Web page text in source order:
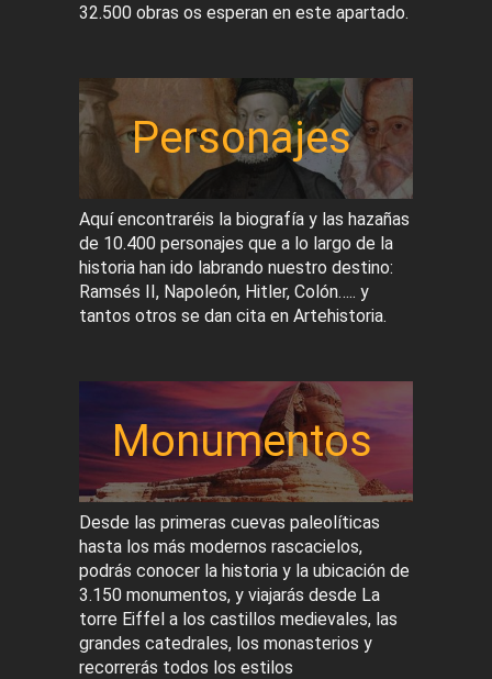
32.500 obras os esperan en este apartado.
Personajes
Aquí encontraréis la biografía y las hazañas
de 10.400 personajes que a lo largo de la
historia han ido labrando nuestro destino:
Ramsés II, Napoleón, Hitler, Colón….. y
tantos otros se dan cita en Artehistoria.
Monumentos
Desde las primeras cuevas paleolíticas
hasta los más modernos rascacielos,
podrás conocer la historia y la ubicación de
3.150 monumentos, y viajarás desde La
torre Eiffel a los castillos medievales, las
grandes catedrales, los monasterios y
recorrerás todos los estilos